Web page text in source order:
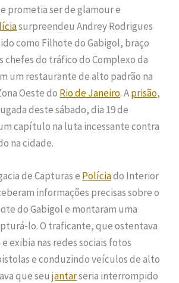
prometia ser de glamour e
surpreendeu Andrey Rodrigues
como Filhote do Gabigol, braço
chefes do tráfico do Complexo da
um restaurante de alto padrão na
Oeste do Rio de Janeiro. Aprisão,
deste sábado, dia 19 de
capítulo na luta incessante contra
na cidade.
de Capturas e Políciado Interior
informações precisas sobre o
do Gabigol e montaram uma
lo. O traficante, que ostentava
exibia nas redes sociais fotos
e conduzindo veículos de alto
que seujantarseria interrompido